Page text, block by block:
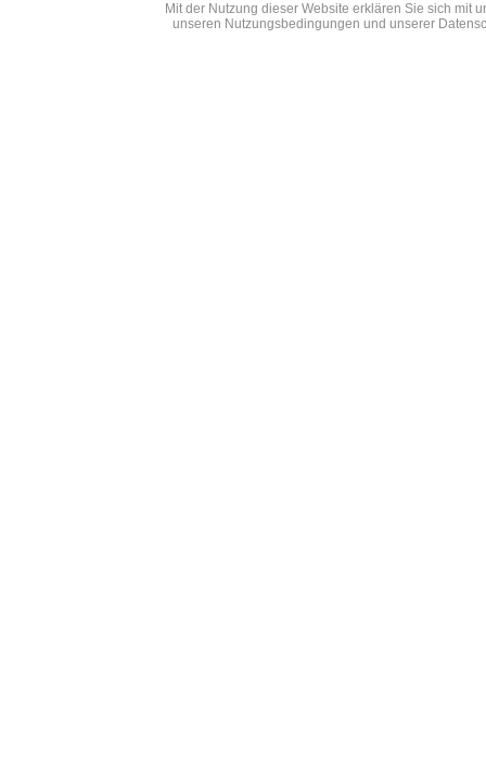
Mit der Nutzung dieser Website erklären Sie sich mit
unseren Nutzungsbedingungen und unserer